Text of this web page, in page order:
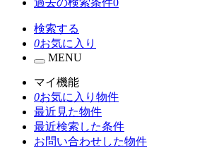
過去の検索条件0
検索する
0お気に入り
MENU
マイ機能
0お気に入り物件
最近見た物件
最近検索した条件
お問い合わせした物件